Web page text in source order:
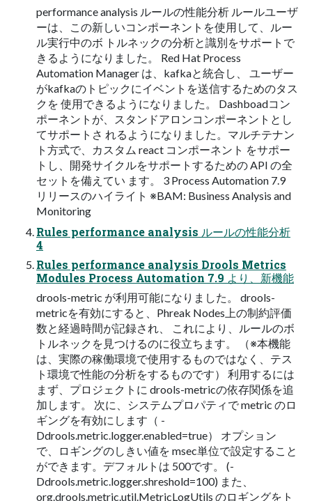
performance analysis ルールの性能分析 ルールユーザ
ーは、この新しいコンポーネントを使用して、ルー
ル実行中のボ トルネックの分析と識別をサポートで
きるようになりました。 Red Hat Process
Automation Manager は、kafkaと統合し、 ユーザー
がkafkaのトピックにイベントを送信するためのタス
クを 使用できるようになりました。 Dashboadコン
ポーネントが、スタンドアロンコンポーネントとし
てサポートさ れるようになりました。マルチテナン
ト方式で、カスタム react コンポーネント をサポー
トし、開発サイクルをサポートするための API の全
セットを備えてい ます。 3 Process Automation 7.9
リリースのハイライト ※BAM: Business Analysis and
Monitoring
Rules performance analysis ルールの性能分析
4
Rules performance analysis Drools Metrics
Modules Process Automation 7.9 より、新機能
drools-metric が利用可能になりました。 drools-
metricを有効にすると、Phreak Nodes上の制約評価
数と経過時間が記録され、 これにより、ルールのボ
トルネックを見つけるのに役立ちます。 （※本機能
は、実際の稼働環境で使用するものではなく、テス
ト環境で性能の分析をするものです） 利用するには
まず、プロジェクトに drools-metricの依存関係を追
加します。 次に、システムプロパティで metric のロ
ギングを有効にします（ -
Ddrools.metric.logger.enabled=true） オプション
で、ロギングのしきい値を msec単位で設定すること
ができます。デフォルトは 500です。 (-
Ddrools.metric.logger.shreshold=100) また、
org.drools.metric.util.MetricLogUtils のロギングをト